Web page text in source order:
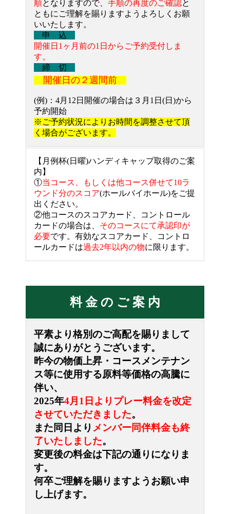
順となりますので、 手順の再度のご確認と
ともにご理解を賜りますようよろしくお願
いいたします。
申 込
開催日1ヶ月前の1日からご予約受付しま
す。
締 切
開催日の２週間前
(例)：4月12日開催の場合は３月1日(日)から
予約開始
※ご予約状況によりお時間を調整させて頂
く場合がございます。
【月例杯(日曜)ハンディキャップ取得のご案
内】
①当コース、もしくは他コース併せて10ラ
ウンド分のスコア(ホールバイホール)をご提
出ください。
②他コースのスコアカード、コントロール
カードの場合は、 そのコースにて承認印が
必要です。有効なスコアカード、コントロ
ールカードは過去2年以内の物に限ります。
料 金 の ご 案 内
平素より格別のご高配を賜りまして
誠にありがとうございます。
昨今の物価上昇・コースメンテナン
ス等に使用する原料等価格の高騰に
伴い、
2025年4月1日よりプレー料金を改定
させていただきました。
また同日より メンバー同伴料金も終
了いたしました。
変更後の料金は下記の通りになりま
す。
何卒ご理解を賜りますようお願い申
し上げます。